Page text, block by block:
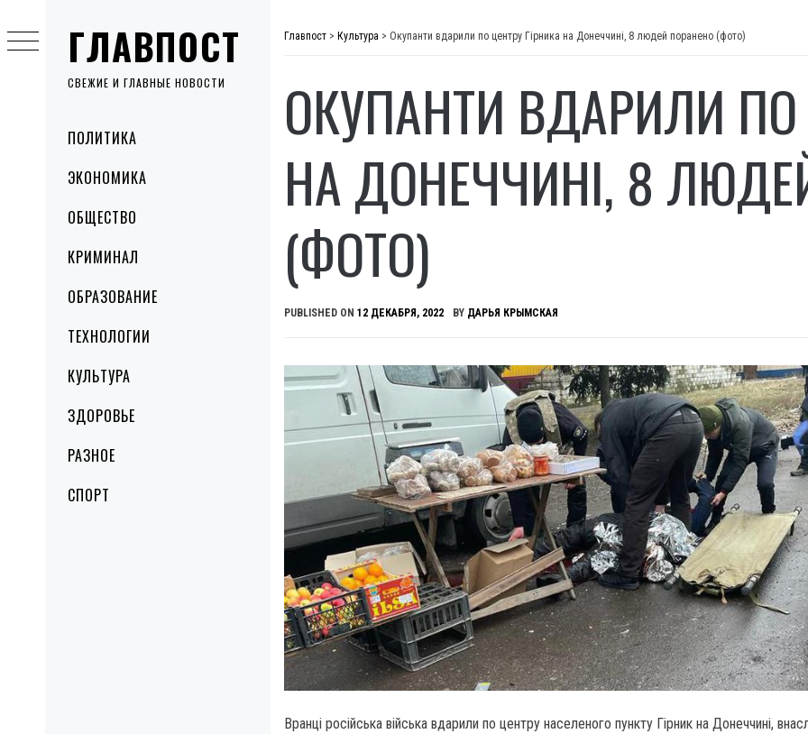
ГЛАВПОСТ
СВЕЖИЕ И ГЛАВНЫЕ НОВОСТИ
MenuПОЛИТИКА
ЭКОНОМИКА
ОБЩЕСТВО
КРИМИНАЛ
ОБРАЗОВАНИЕ
ТЕХНОЛОГИИ
КУЛЬТУРА
ЗДОРОВЬЕ
РАЗНОЕ
СПОРТ
to
content
Главпост > Культура > Окупанти вдарили по центру Гірника на Донеччині, 8 людей поранено (фото)
ОКУПАНТИ ВДАРИЛИ ПО
НА ДОНЕЧЧИНІ, 8
(ФОТО)
PUBLISHED ON 12 ДЕКАБРЯ, 2022 BY ДАРЬЯ КРЫМСКАЯ
Вранці російська війська вдарили по центру населеного пункту Гірник на Донеччині,